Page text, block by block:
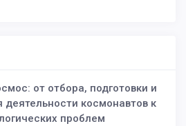
от отбора, подготовки и
деятельности космонавтов к
проблем